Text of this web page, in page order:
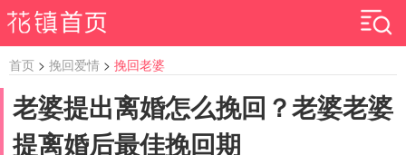
首页 > 挽回爱情 > 挽回老婆
老婆提出离婚怎么挽回？老婆老婆
提离婚后最佳挽回期